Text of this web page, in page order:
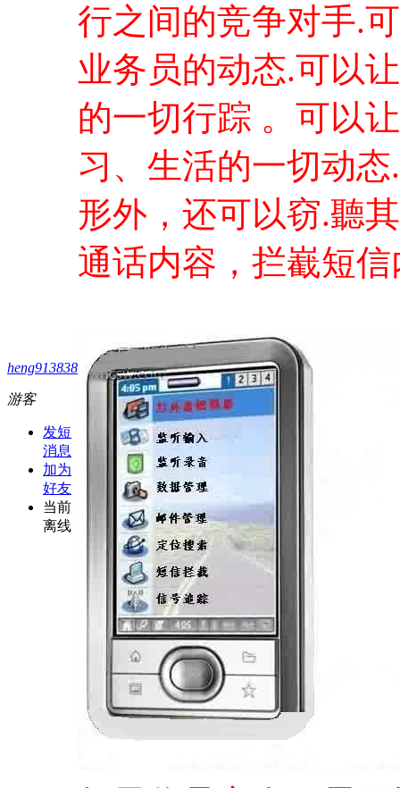
heng913838
游客
发短
消息
加为
好友
当前
离线
行之间的竞争对手.
业务员的动态.可以
的一切行踪 。可以
习、生活的一切动
形外，还可以窃.聽
通话内容，拦嶻短